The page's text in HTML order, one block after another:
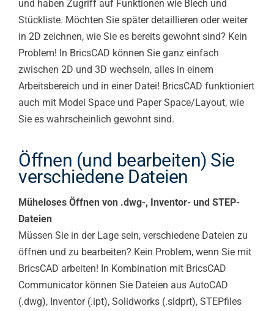
und haben Zugriff auf Funktionen wie Blech und
Stückliste. Möchten Sie später detaillieren oder weiter
in 2D zeichnen, wie Sie es bereits gewohnt sind? Kein
Problem! In BricsCAD können Sie ganz einfach
zwischen 2D und 3D wechseln, alles in einem
Arbeitsbereich und in einer Datei! BricsCAD funktioniert
auch mit Model Space und Paper Space/Layout, wie
Sie es wahrscheinlich gewohnt sind.
Öffnen (und bearbeiten) Sie
verschiedene Dateien
Müheloses Öffnen von .dwg-, Inventor- und STEP-
Dateien
Müssen Sie in der Lage sein, verschiedene Dateien zu
öffnen und zu bearbeiten? Kein Problem, wenn Sie mit
BricsCAD arbeiten! In Kombination mit BricsCAD
Communicator können Sie Dateien aus AutoCAD
(.dwg), Inventor (.ipt), Solidworks (.sldprt), STEPfiles